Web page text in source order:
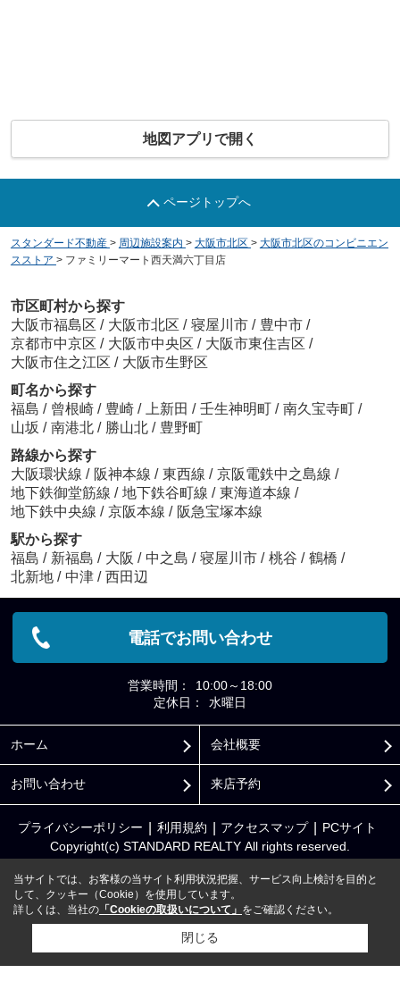
地図アプリで開く
ページトップへ
スタンダード不動産 > 周辺施設案内 > 大阪市北区 > 大阪市北区のコンビニエン
スストア > ファミリーマート西天満六丁目店
市区町村から探す
大阪市福島区 / 大阪市北区 / 寝屋川市 / 豊中市 /
京都市中京区 / 大阪市中央区 / 大阪市東住吉区 /
大阪市住之江区 / 大阪市生野区
町名から探す
福島 / 曾根崎 / 豊崎 / 上新田 / 壬生神明町 / 南久宝寺町 /
山坂 / 南港北 / 勝山北 / 豊野町
路線から探す
大阪環状線 / 阪神本線 / 東西線 / 京阪電鉄中之島線 /
地下鉄御堂筋線 / 地下鉄谷町線 / 東海道本線 /
地下鉄中央線 / 京阪本線 / 阪急宝塚本線
駅から探す
福島 / 新福島 / 大阪 / 中之島 / 寝屋川市 / 桃谷 / 鶴橋 /
北新地 / 中津 / 西田辺
電話でお問い合わせ
営業時間：
10:00～18:00
定休日：
水曜日
ホーム 会社概要
お問い合わせ 来店予約
プライバシーポリシー 利用規約 アクセスマップ PCサイト
Copyright(c) STANDARD REALTY All rights reserved.
当サイトでは、お客様の当サイト利用状況把握、サービス向上検討を目的と
して、クッキー（Cookie）を使用しています。
詳しくは、当社の 「Cookieの取扱いについて」 をご確認ください。
閉じる